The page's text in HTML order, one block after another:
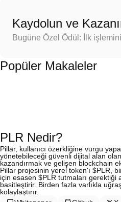
Kaydolun ve
Bugüne Özel Ödül: İlk
Popüler Makaleler
PLR Nedir?
Pillar, kullanıcı özerkliğine vurgu
yönetebileceği güvenli dijital alan
kazandırmak ve gelişen blockchain
Pillar projesinin yerel token'ı $PLR,
için esasen $PLR tutmaları
basitleştirir. Birden fazla varlıkla
kolaylaştırır.